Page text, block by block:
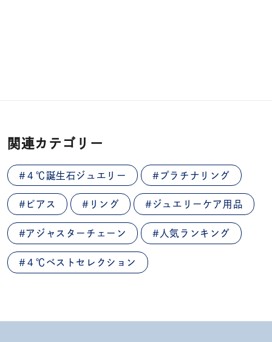
関連カテゴリー
#４℃誕生石ジュエリー #プラチナリング
#ピアス #リング #ジュエリーケア用品
#アジャスターチェーン #人気ランキング
#４℃ベストセレクション